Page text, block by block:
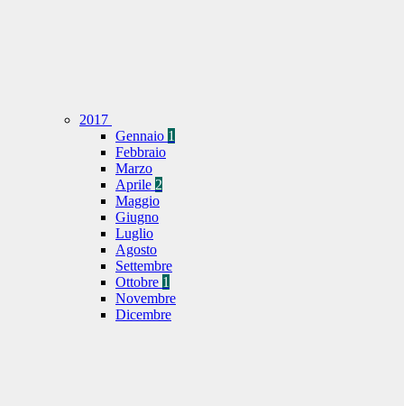
2017
Gennaio 1
Febbraio
Marzo
Aprile 2
Maggio
Giugno
Luglio
Agosto
Settembre
Ottobre 1
Novembre
Dicembre